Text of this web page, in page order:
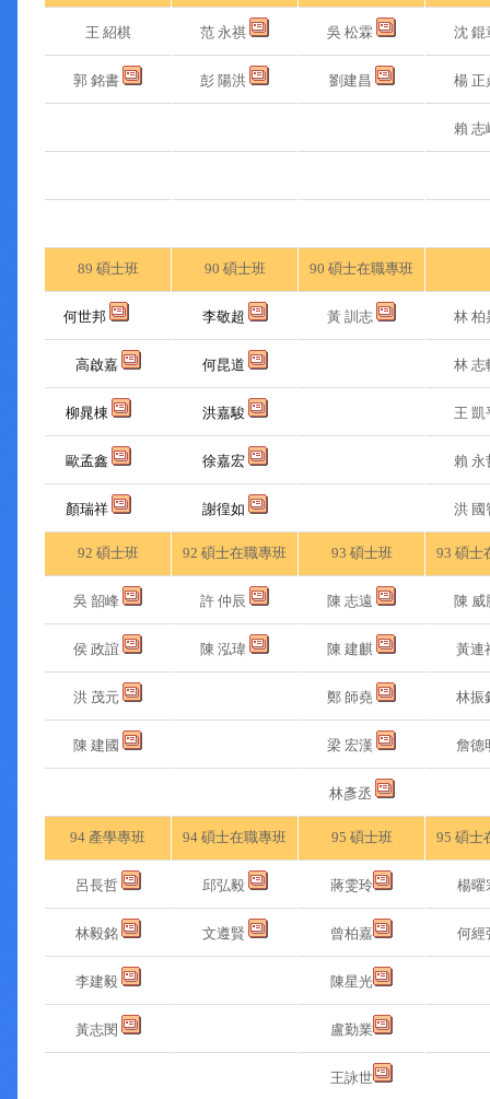
王 紹棋 范 永祺 吳 松霖 沈
郭 銘書 彭 陽洪 劉建昌 楊
賴
89 碩士班 90 碩士班 90 碩士在職專班
何世邦 李敬超 黃 訓志 林 柏
高啟嘉 何昆道 林 志
柳晁棟 洪嘉駿 王 凱
歐孟鑫 徐嘉宏 賴 永
顏瑞祥 謝徨如 洪 國
92 碩士班 92 碩士在職專班 93 碩士班 93 碩士
吳 韶峰 許 仲辰 陳 志遠 陳 威
侯 政誼 陳 泓瑋 陳 建麒 黃連
洪 茂元 鄭 師堯 林振
陳 建國 梁 宏漢 詹德
林彥丞
94 產學專班 94 碩士在職專班 95 碩士班 95 碩士
呂長哲 邱弘毅 蔣雯玲 楊曜
林毅銘 文遵賢 曾柏嘉 何經
李建毅 陳星光
黃志閔 盧勤業
王詠世